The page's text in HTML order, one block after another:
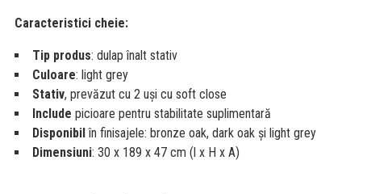
Caracteristici cheie:
Tip produs: dulap înalt stativ
Culoare: light grey
Stativ, prevăzut cu 2 uși cu soft close
Include picioare pentru stabilitate suplimentară
Disponibilîn finisajele: bronze oak, dark oak și light grey
Dimensiuni: 30 x 189 x 47 cm (l x H x A)